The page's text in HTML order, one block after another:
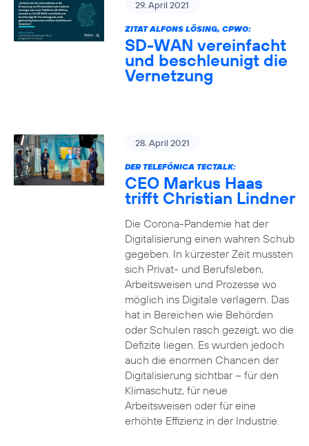
29. April 2021
ZITAT ALFONS LÖSING, CPWO:
SD-WAN vereinfacht
und beschleunigt die
Vernetzung
28. April 2021
DER TELEFÓNICA TECTALK:
CEO Markus Haas
trifft Christian Lindner
Die Corona-Pandemie hat der
Digitalisierung einen wahren Schub
gegeben. In kürzester Zeit mussten
sich Privat- und Berufsleben,
Arbeitsweisen und Prozesse wo
möglich ins Digitale verlagern. Das
hat in Bereichen wie Behörden
oder Schulen rasch gezeigt, wo die
Defizite liegen. Es wurden jedoch
auch die enormen Chancen der
Digitalisierung sichtbar – für den
Klimaschutz, für neue
Arbeitsweisen oder für eine
erhöhte Effizienz in der Industrie.